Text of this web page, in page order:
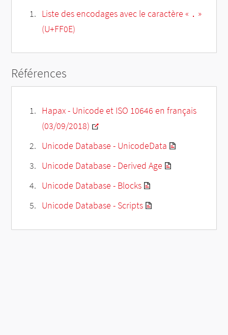
Liste des encodages avec le caractère «．»
(U+FF0E)
Références
Hapax - Unicode et ISO 10646 en français
(03/09/2018)
Unicode Database - UnicodeData
Unicode Database - Derived Age
Unicode Database - Blocks
Unicode Database - Scripts